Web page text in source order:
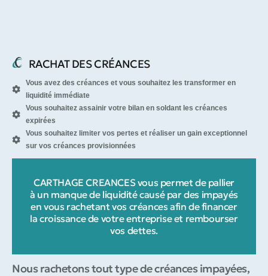
RACHAT DES CRÉANCES
Vous avez des créances et vous souhaitez les transformer en
liquidité immédiate
Vous souhaitez assainir votre bilan en soldant les créances
expirées
Vous souhaitez limiter vos pertes et réaliser un gain exceptionnel
sur vos créances provisionnées
CARTHAGE CREANCES vous permet de pallier
à un manque de liquidité causé par des impayés
en vous rachetant vos créances afin de financer
la croissance de votre entreprise et rembourser
vos dettes.
Nous rachetons tout type de créances impayées,